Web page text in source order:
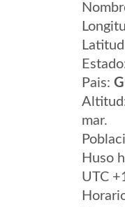
Pais:
mar.
Huso
UTC